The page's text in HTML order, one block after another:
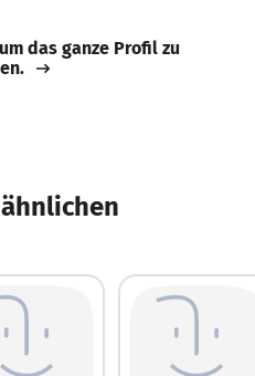
das ganze Profil zu